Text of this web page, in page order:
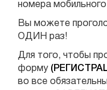
номера
Вы можете
ОДИН раз!
Для того, чтобы
форму
во все